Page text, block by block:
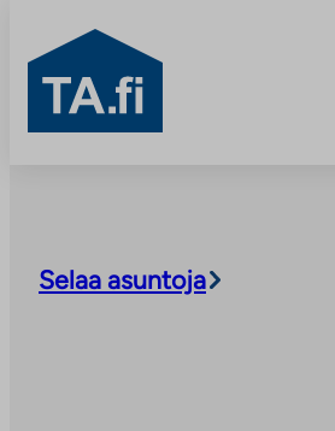
TA.fi
Selaa asuntoja